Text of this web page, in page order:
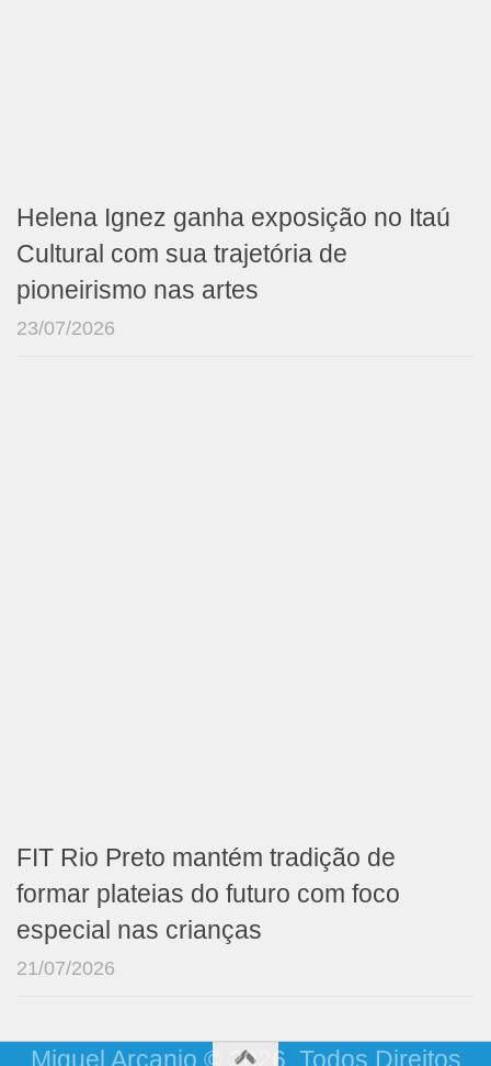
Helena Ignez ganha exposição no Itaú
Cultural com sua trajetória de
pioneirismo nas artes
23/07/2026
FIT Rio Preto mantém tradição de
formar plateias do futuro com foco
especial nas crianças
21/07/2026
Miguel Arcanjo © 2026. Todos Direitos